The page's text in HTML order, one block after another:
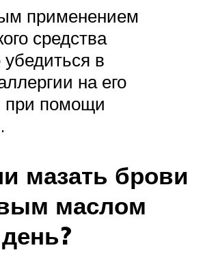
применением
средства
в
на его
при помощи
мазать брови
маслом